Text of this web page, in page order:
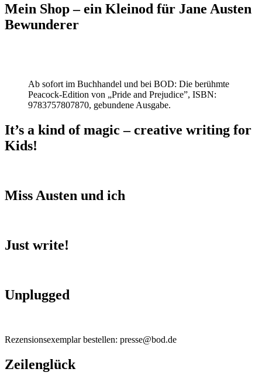
Mein Shop – ein Kleinod für Jane Austen
Bewunderer
Ab sofort im Buchhandel und bei BOD: Die berühmte
Peacock-Edition von „Pride and Prejudice”, ISBN:
9783757807870, gebundene Ausgabe.
It’s a kind of magic – creative writing for
Kids!
Miss Austen und ich
Just write!
Unplugged
Rezensionsexemplar bestellen: presse@bod.de
Zeilenglück